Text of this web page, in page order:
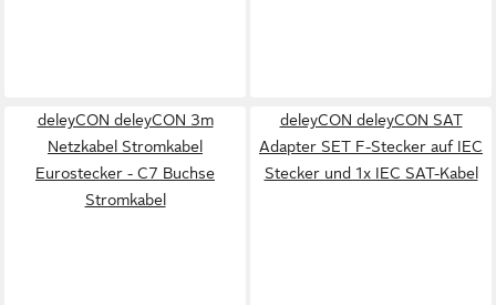
deleyCON deleyCON 3m
Netzkabel Stromkabel
Eurostecker - C7 Buchse
Stromkabel
deleyCON deleyCON SAT
Adapter SET F-Stecker auf IEC
Stecker und 1x IEC SAT-Kabel